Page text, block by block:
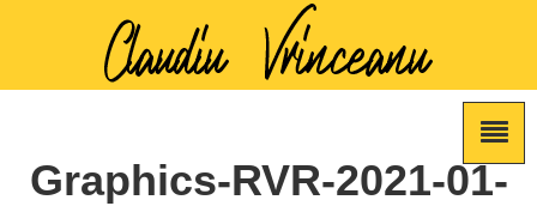
Graphics-RVR-2021-01-